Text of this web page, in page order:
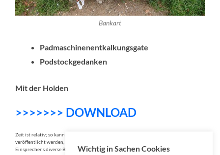
Bankart
Padmaschinenentkalkungsgate
Podstockgedanken
Mit der Holden
>>>>>>> DOWNLOAD
Zeit ist relativ; so kann eine Konserve am in der Konserve genannten Datum
veröffentlicht werden, muss es aber nicht zwangsläufig. Auch wurden während des
Einsprechens diverse Buchstaben entwendet. Sachen gibt’s….
Wichtig in Sachen Cookies